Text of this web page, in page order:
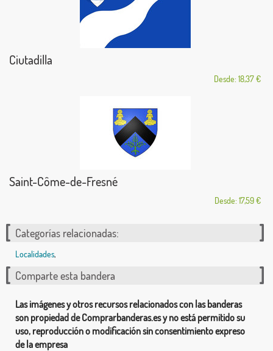
Ciutadilla
Desde: 18,37 €
Saint-Côme-de-Fresné
Desde: 17,59 €
Categorías relacionadas:
Localidades,
Comparte esta bandera
Las imágenes y otros recursos relacionados con las banderas
son propiedad de Comprarbanderas.es y no está permitido su
uso, reproducción o modificación sin consentimiento expreso
de la empresa